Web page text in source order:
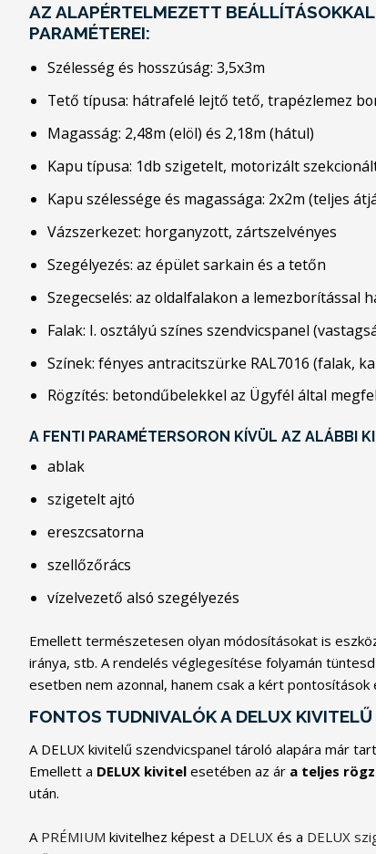
AZ ALAPÉRTELMEZETT
PARAMÉTEREI:
Szélesség és hosszúság: 3,5x3m
Tető típusa: hátrafelé lejtő tető, trapézlemez
Magasság: 2,48m (elöl) és 2,18m (hátul)
Kapu típusa: 1db szigetelt, motorizált
Kapu szélessége és magassága: 2x2m (teljes
Vázszerkezet: horganyzott, zártszelvényes
Szegélyezés: az épület sarkain és a tetőn
Szegecselés: az oldalfalakon a lemezborítással
Falak: I. osztályú színes szendvicspanel
Színek: fényes antracitszürke RAL7016 (falak,
Rögzítés: betondűbelekkel az Ügyfél által
A FENTI PARAMÉTERSORON KÍVÜL AZ ALÁBBI
ablak
szigetelt ajtó
ereszcsatorna
szellőzőrács
vízelvezető alsó szegélyezés
Emellett természetesen olyan módosításokat is
iránya, stb. A rendelés véglegesítése folyamán
esetben nem azonnal, hanem csak a kért
FONTOS TUDNIVALÓK A DELUX
A DELUX kivitelű szendvicspanel tároló alapára már
Emellett a DELUX kivitel esetében az ár a teljes
után.
A PRÉMIUM kivitelhez képest a DELUX és a DELUX